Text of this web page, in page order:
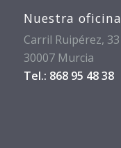
Nuestra oficina
Carril Ruipérez, 33
30007 Murcia
Tel.: 868 95 48 38